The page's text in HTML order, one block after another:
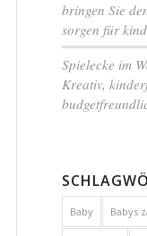
bringen Sie
sorgen für
Spielecke im
Kreativ,
Baby Babys